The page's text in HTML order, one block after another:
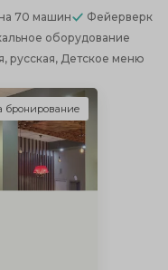
на 70 машин
Фейерверк
оборудование
русская, Детское меню
бронирование